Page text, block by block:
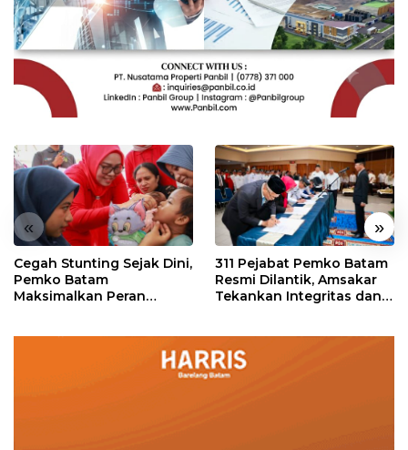
« »
Cegah Stunting Sejak Dini,
Pemko Batam
Maksimalkan Peran
311 Pejabat Pemko Batam
Resmi Dilantik, Amsakar
Tekankan Integritas dan